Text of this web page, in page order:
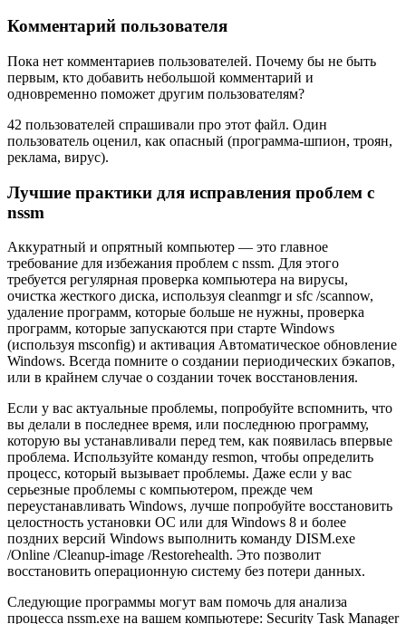
Комментарий пользователя
Пока нет комментариев пользователей. Почему бы не быть
первым, кто добавить небольшой комментарий и
одновременно поможет другим пользователям?
42 пользователей спрашивали про этот файл. Один
пользователь оценил, как опасный (программа-шпион, троян,
реклама, вирус).
Лучшие практики для исправления проблем с
nssm
Аккуратный и опрятный компьютер — это главное
требование для избежания проблем с nssm. Для этого
требуется регулярная проверка компьютера на вирусы,
очистка жесткого диска, используя cleanmgr и sfc /scannow,
удаление программ, которые больше не нужны, проверка
программ, которые запускаются при старте Windows
(используя msconfig) и активация Автоматическое обновление
Windows. Всегда помните о создании периодических бэкапов,
или в крайнем случае о создании точек восстановления.
Если у вас актуальные проблемы, попробуйте вспомнить, что
вы делали в последнее время, или последнюю программу,
которую вы устанавливали перед тем, как появилась впервые
проблема. Используйте команду resmon, чтобы определить
процесс, который вызывает проблемы. Даже если у вас
серьезные проблемы с компьютером, прежде чем
переустанавливать Windows, лучше попробуйте восстановить
целостность установки ОС или для Windows 8 и более
поздних версий Windows выполнить команду DISM.exe
/Online /Cleanup-image /Restorehealth. Это позволит
восстановить операционную систему без потери данных.
Следующие программы могут вам помочь для анализа
процесса nssm.exe на вашем компьютере: Security Task Manager